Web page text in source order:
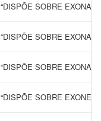
“DISPÕE SOBRE
“DISPÕE SOBRE
“DISPÕE SOBRE
“DISPÕE SOBRE